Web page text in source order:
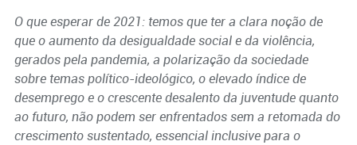
O que esperar de 2021: temos que ter a clara noção de
que o aumento da desigualdade social e da violência,
gerados pela pandemia, a polarização da sociedade
sobre temas político-ideológico, o elevado índice de
desemprego e o crescente desalento da juventude quanto
ao futuro, não podem ser enfrentados sem a retomada do
crescimento sustentado, essencial inclusive para o